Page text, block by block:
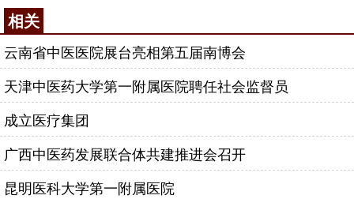
有各种具有国内外先进水平的大型检测、
仪器设备，总值超过2亿元，包括有64排螺旋CT，磁
共振成像系统，大型数字减影系统，全数字胸部摄影
机，医学影像存储及传输系统，全自动生化分析仪，
数字化乳腺机，高压氧舱，体外循环机、流式细胞仪
等一大批高精尖端仪器。广州中医药大学第一附属医
院也是第一临床医学院，共有13个教研室，承担着年
13000多学时的年课堂教学任务，管理中医学专业(5
年制、7年制)、中西医临床医学专业、非医攻博硕
相关
云南省中医医院展台亮相第五届南博会
天津中医药大学第一附属医院聘任社会监督员
成立医疗集团
广西中医药发展联合体共建推进会召开
昆明医科大学第一附属医院